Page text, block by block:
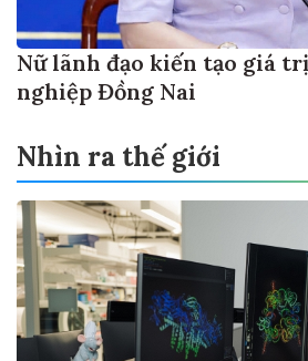
Nữ lãnh đạo kiến tạo giá
nghiệp Đồng Nai
Nhìn ra thế giới